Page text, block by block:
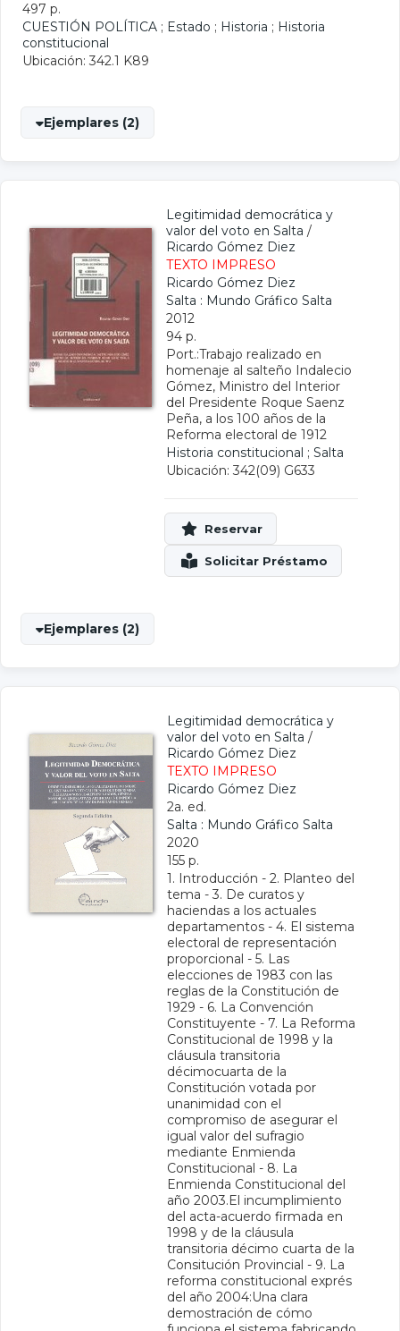
497 p.
CUESTIÓN POLÍTICA ; Estado ; Historia ; Historia
constitucional
Ubicación: 342.1 K89
Ejemplares (2)
Legitimidad democrática y
valor del voto en Salta /
Ricardo Gómez Diez
TEXTO IMPRESO
Ricardo Gómez Diez
Salta : Mundo Gráfico Salta
2012
94 p.
Port.:Trabajo realizado en
homenaje al salteño Indalecio
Gómez, Ministro del Interior
del Presidente Roque Saenz
Peña, a los 100 años de la
Reforma electoral de 1912
Historia constitucional ; Salta
Ubicación: 342(09) G633
Ejemplares (2)
Legitimidad democrática y
valor del voto en Salta /
Ricardo Gómez Diez
TEXTO IMPRESO
Ricardo Gómez Diez
2a. ed.
Salta : Mundo Gráfico Salta
2020
155 p.
1. Introducción - 2. Planteo del
tema - 3. De curatos y
haciendas a los actuales
departamentos - 4. El sistema
electoral de representación
proporcional - 5. Las
elecciones de 1983 con las
reglas de la Constitución de
1929 - 6. La Convención
Constituyente - 7. La Reforma
Constitucional de 1998 y la
cláusula transitoria
décimocuarta de la
Constitución votada por
unanimidad con el
compromiso de asegurar el
igual valor del sufragio
mediante Enmienda
Constitucional - 8. La
Enmienda Constitucional del
año 2003.El incumplimiento
del acta-acuerdo firmada en
1998 y de la cláusula
transitoria décimo cuarta de la
Consitución Provincial - 9. La
reforma constitucional exprés
del año 2004:Una clara
demostración de cómo